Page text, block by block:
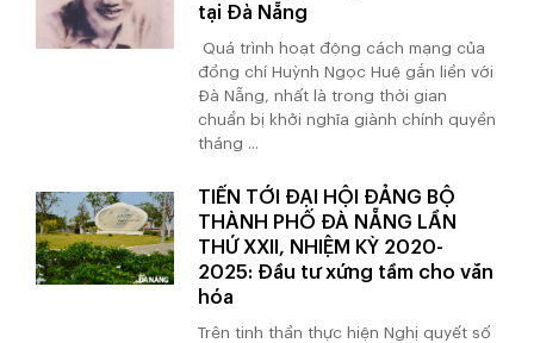
tại Đà Nẵng
Quá trình hoạt động cách mạng của
đồng chí Huỳnh Ngọc Huệ gắn liền với
Đà Nẵng, nhất là trong thời gian
chuẩn bị khởi nghĩa giành chính quyền
tháng ...
TIẾN TỚI ĐẠI HỘI ĐẢNG BỘ
THÀNH PHỐ ĐÀ NẴNG LẦN
THỨ XXII, NHIỆM KỲ 2020-
2025: Đầu tư xứng tầm cho văn
hóa
Trên tinh thần thực hiện Nghị quyết số